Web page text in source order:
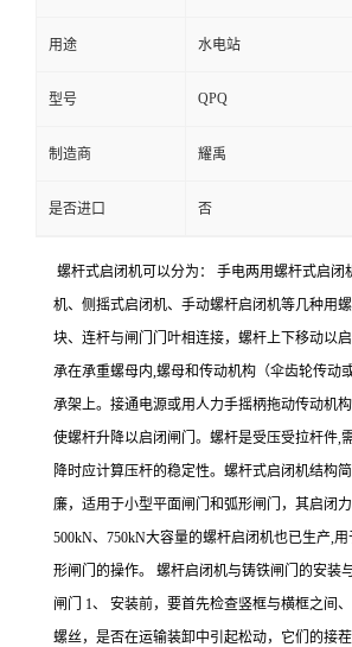
用途 水电站
型号 QPQ
制造商 耀禹
是否进口 否
螺杆式启闭机可以分为： 手电两用螺杆式启闭
机、侧摇式启闭机、手动螺杆启闭机等几种用
块、连杆与闸门门叶相连接，螺杆上下移动以
承在承重螺母内,螺母和传动机构（伞齿轮传动
承架上。接通电源或用人力手摇柄拖动传动机
使螺杆升降以启闭闸门。螺杆是受压受拉杆件,
降时应计算压杆的稳定性。螺杆式启闭机结构
廉，适用于小型平面闸门和弧形闸门，其启闭力
500kN、750kN大容量的螺杆启闭机也已生产,
形闸门的操作。 螺杆启闭机与铸铁闸门的安装
闸门 1、 安装前，要首先检查竖框与横框之间
螺丝，是否在运输装卸中引起松动，它们的接